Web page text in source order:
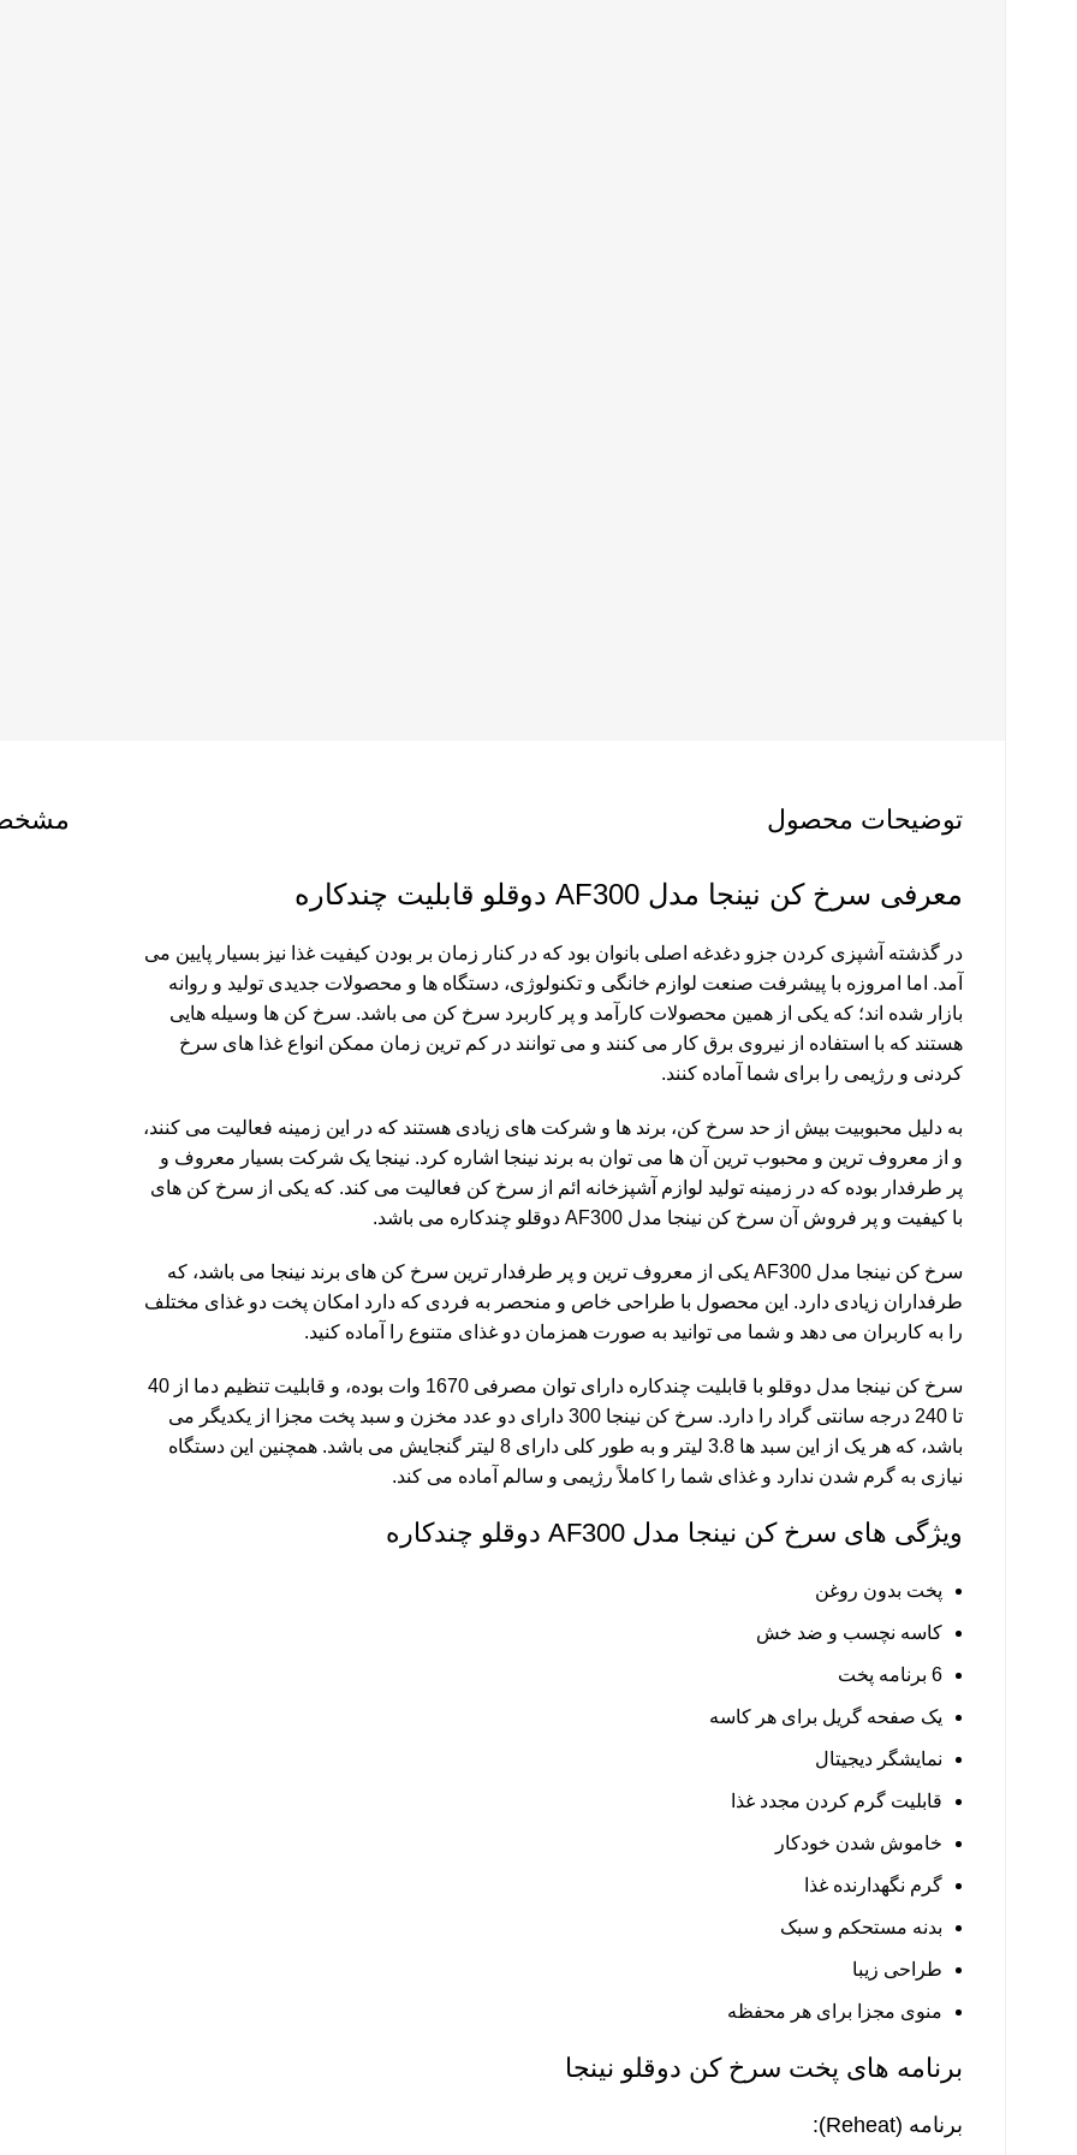
توضیحات محصول
معرفی سرخ کن نینجا مدل AF300 دوقلو قابلیت چندکاره
در گذشته آشپزی کردن جزو دغدغه اصلی بانوان بود که در کنار زمان بر بودن کیفیت غذا نیز بسیار پایین می
آمد. اما امروزه با پیشرفت صنعت لوازم خانگی و تکنولوژی، دستگاه ها و محصولات جدیدی تولید و روانه
بازار شده اند؛ که یکی از همین محصولات کارآمد و پر کاربرد سرخ کن می باشد. سرخ کن ها وسیله هایی
هستند که با استفاده از نیروی برق کار می کنند و می توانند در کم ترین زمان ممکن انواع غذا های سرخ
کردنی و رژیمی را برای شما آماده کنند.
به دلیل محبوبیت بیش از حد سرخ کن، برند ها و شرکت های زیادی هستند که در این زمینه فعالیت می کنند،
و از معروف ترین و محبوب ترین آن ها می توان به برند نینجا اشاره کرد. نینجا یک شرکت بسیار معروف و
پر طرفدار بوده که در زمینه تولید لوازم آشپزخانه ائم از سرخ کن فعالیت می کند. که یکی از سرخ کن های
با کیفیت و پر فروش آن سرخ کن نینجا مدل AF300 دوقلو چندکاره می باشد.
سرخ کن نینجا مدل AF300 یکی از معروف ترین و پر طرفدار ترین سرخ کن های برند نینجا می باشد، که
طرفداران زیادی دارد. این محصول با طراحی خاص و منحصر به فردی که دارد امکان پخت دو غذای مختلف
را به کاربران می دهد و شما می توانید به صورت همزمان دو غذای متنوع را آماده کنید.
سرخ کن نینجا مدل دوقلو با قابلیت چندکاره دارای توان مصرفی 1670 وات بوده، و قابلیت تنظیم دما از 40
تا 240 درجه سانتی گراد را دارد. سرخ کن نینجا 300 دارای دو عدد مخزن و سبد پخت مجزا از یکدیگر می
باشد، که هر یک از این سبد ها 3.8 لیتر و به طور کلی دارای 8 لیتر گنجایش می باشد. همچنین این دستگاه
نیازی به گرم شدن ندارد و غذای شما را کاملاً رژیمی و سالم آماده می کند.
ویژگی های سرخ کن نینجا مدل AF300 دوقلو چندکاره
پخت بدون روغن
کاسه نچسب و ضد خش
6 برنامه پخت
یک صفحه گریل برای هر کاسه
نمایشگر دیجیتال
قابلیت گرم کردن مجدد غذا
خاموش شدن خودکار
گرم نگهدارنده غذا
بدنه مستحکم و سبک
طراحی زیبا
منوی مجزا برای هر محفظه
برنامه های پخت سرخ کن دوقلو نینجا
برنامه (Reheat):